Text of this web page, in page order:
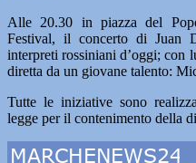
Alle 20.30 in piazza del
Festival, il concerto di Juan
interpreti rossiniani d’oggi; con
diretta da un giovane talento:
Tutte le iniziative sono
legge per il contenimento della